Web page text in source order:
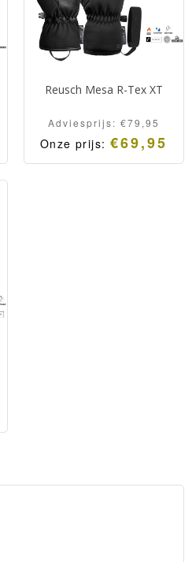
Reusch Mesa R-Tex XT
Adviesprijs: €79,95
Onze prijs: €69,95
Hoogwaardige dames-